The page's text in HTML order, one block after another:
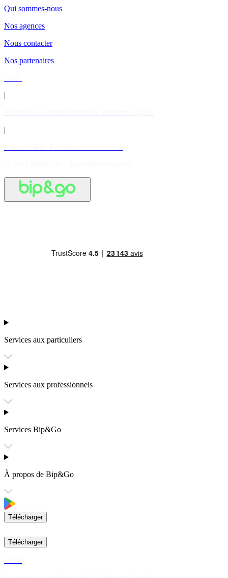
Qui sommes-nous
Nos agences
Nous contacter
Nos partenaires
|
|
Services aux particuliers
Services aux professionnels
Services Bip&Go
À propos de Bip&Go
Télécharger
Télécharger